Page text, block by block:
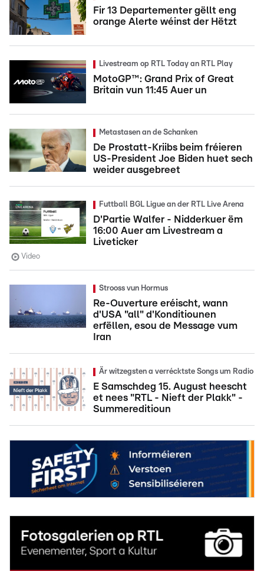
Fir 13 Departementer gëllt eng
orange Alerte wéinst der Hëtzt
Livestream op RTL Today an RTL Play
MotoGP™: Grand Prix of Great
Britain vun 11:45 Auer un
Metastasen an de Schanken
De Prostatt-Kriibs beim fréieren
US-President Joe Biden huet sech
weider ausgebreet
Futtball BGL Ligue an der RTL Live Arena
D'Partie Walfer - Nidderkuer ëm
16:00 Auer am Livestream a
Liveticker
Video
Strooss vun Hormus
Re-Ouverture eréischt, wann
d'USA "all" d'Konditiounen
erfëllen, esou de Message vum
Iran
Är witzegsten a verrécktste Songs um Radio
E Samschdeg 15. August heescht
et nees "RTL - Nieft der Plakk" -
Summereditioun